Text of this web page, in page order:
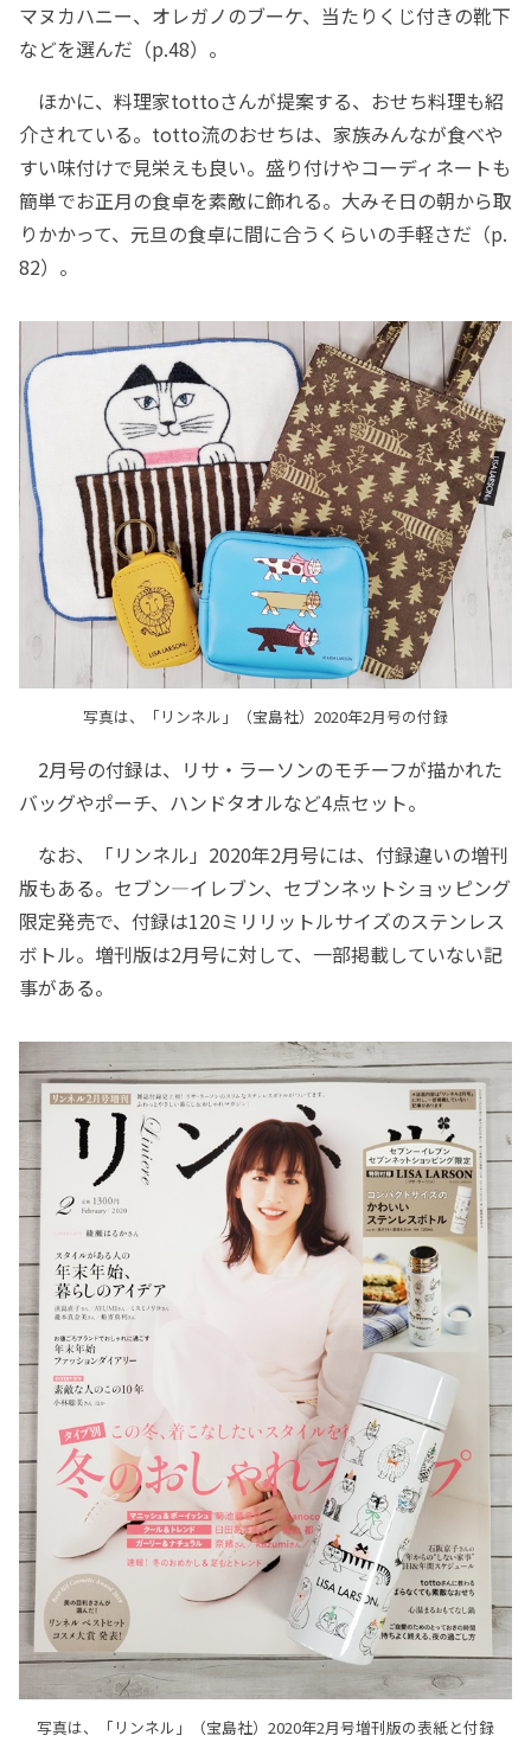
マヌカハニー、オレガノのブーケ、当たりくじ付きの靴下
などを選んだ（p.48）。
ほかに、料理家tottoさんが提案する、おせち料理も紹
介されている。totto流のおせちは、家族みんなが食べや
すい味付けで見栄えも良い。盛り付けやコーディネートも
簡単でお正月の食卓を素敵に飾れる。大みそ日の朝から取
りかかって、元旦の食卓に間に合うくらいの手軽さだ（p.
82）。
写真は、「リンネル」（宝島社）2020年2月号の付録
2月号の付録は、リサ・ラーソンのモチーフが描かれた
バッグやポーチ、ハンドタオルなど4点セット。
なお、「リンネル」2020年2月号には、付録違いの増刊
版もある。セブン―イレブン、セブンネットショッピング
限定発売で、付録は120ミリリットルサイズのステンレス
ボトル。増刊版は2月号に対して、一部掲載していない記
事がある。
写真は、「リンネル」（宝島社）2020年2月号増刊版の表紙と付録